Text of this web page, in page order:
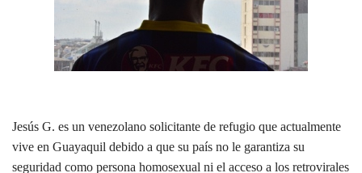
Jesús G. es un venezolano solicitante de refugio que actualmente
vive en Guayaquil debido a que su país no le garantiza su
seguridad como persona homosexual ni el acceso a los retrovirales